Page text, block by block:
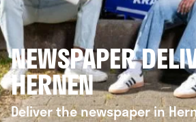
NEWSPAPER
HERNEN
Deliver the newspaper in